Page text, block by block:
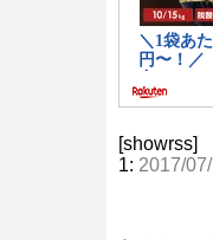
[showrss]
1: 2017/